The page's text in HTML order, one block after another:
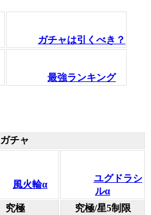
ガチャは引くべき？
最強ランキング
ガチャ
風火輪α
ユグドラシ
ルα
究極 究極/星5制限